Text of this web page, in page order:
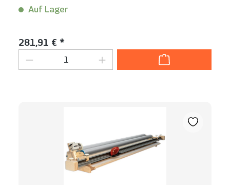
Auf Lager
Regulärer Preis:
281,91 € *
Produkt Anzahl: Gib den